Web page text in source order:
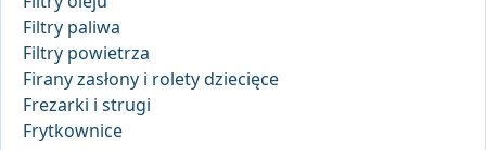
Filtry paliwa
Filtry powietrza
Firany zasłony i rolety dziecięce
Frezarki i strugi
Frytkownice